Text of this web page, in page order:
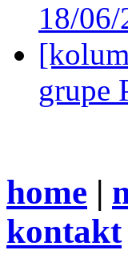
18/06/
grupe
home |
kontakt